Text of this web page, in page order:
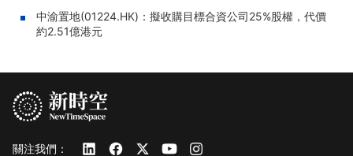
中渝置地(01224.HK)：擬收購目標合資公司25%股權，代價
約2.51億港元
關注我們：